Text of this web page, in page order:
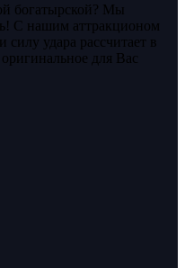
богатырской? Мы
С нашим аттракционом
силу удара рассчитает в
для Вас